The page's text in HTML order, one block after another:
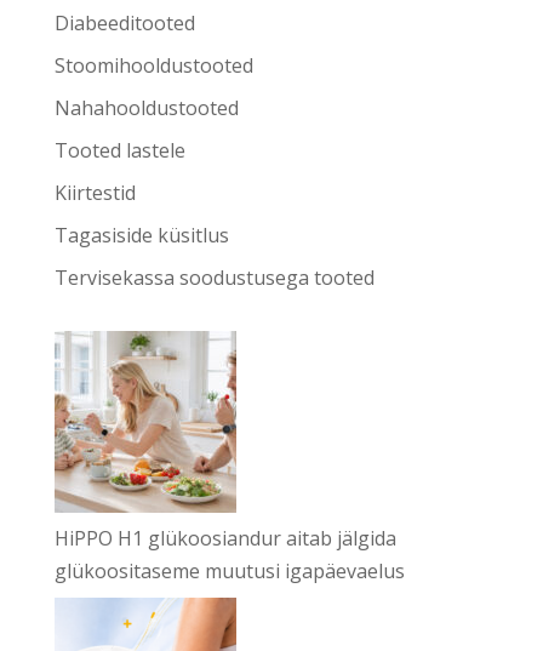
Diabeeditooted
Stoomihooldustooted
Nahahooldustooted
Tooted lastele
Kiirtestid
Tagasiside küsitlus
Tervisekassa soodustusega tooted
HiPPO H1 glükoosiandur aitab jälgida
glükoositaseme muutusi igapäevaelus